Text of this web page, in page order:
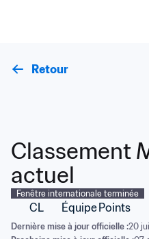
Retour
Classement
actuel
Fenêtre internationale terminée
CL Équipe Points
Dernière mise à jour officielle :20